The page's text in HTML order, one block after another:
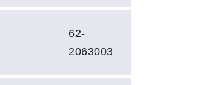
62-
2063003